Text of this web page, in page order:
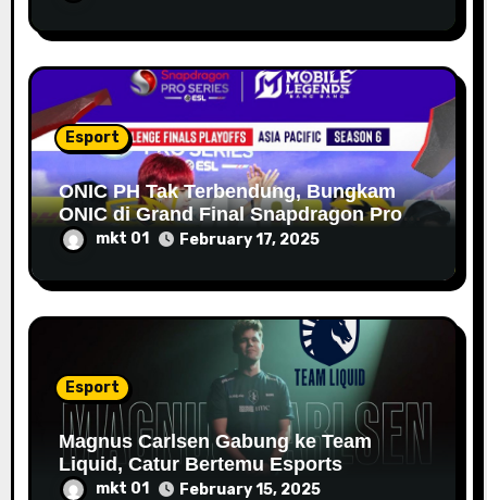
Esport
ONIC PH Tak Terbendung, Bungkam
ONIC di Grand Final Snapdragon Pro
Series Season 6 APAC
mkt 01 February 17, 2025
Esport
Magnus Carlsen Gabung ke Team
Liquid, Catur Bertemu Esports
mkt 01 February 15, 2025